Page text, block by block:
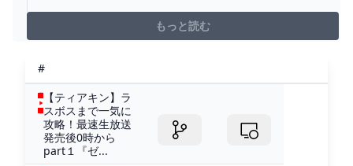
そしてはるか雲の上の「大空」まで広がった世界で、ど
こへ行くのも、何をするのもあなた次第です。空を翔け
た新たな力で、ハイラルの異変に立ち向かうのか。あな
ただけの果てなき冒険が、再び始まります。(C)Nintendo
もっと読む
#
【ティアキン】ラ
スボスまで一気に
攻略！最速生放送
発売後0時から
part１『ゼ...